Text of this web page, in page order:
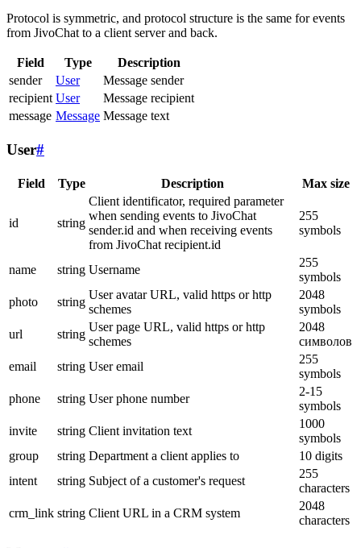
Protocol is symmetric, and protocol structure is the same for events
from JivoChat to a client server and back.
Field Type
Description
sender
User
Message sender
recipient User
Message recipient
message Message Message text
User#
Field Type Description Max size
id string
Client identificator, required parameter
when sending events to JivoChat
sender.id and when receiving events
from JivoChat recipient.id
255
symbols
name string Username
255
symbols
photo
string
User avatar URL, valid https or http
schemes
2048
symbols
url
string
User page URL, valid https or http
schemes
2048
символов
email
string User email
255
symbols
phone
string User phone number
2-15
symbols
invite
string Client invitation text
1000
symbols
group
string Department a client applies to
10 digits
intent
string Subject of a customer's request
255
characters
crm_link string Client URL in a CRM system
2048
characters